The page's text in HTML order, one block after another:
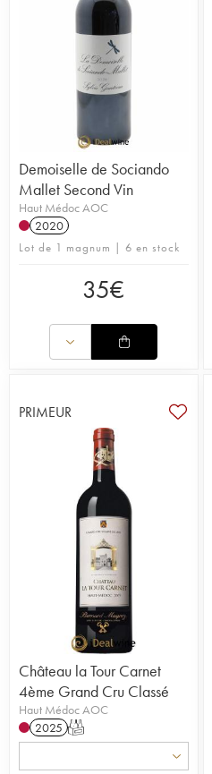
Demoiselle de Sociando
Mallet Second Vin
Haut Médoc AOC
2020
Lot de 1 magnum | 6 en stock
35€
PRIMEUR
Château la Tour Carnet
4ème Grand Cru Classé
Haut Médoc AOC
2025 T